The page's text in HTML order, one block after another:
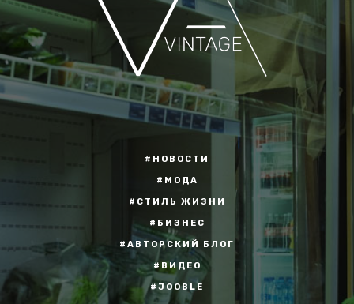
#НОВОСТИ
#МОДА
#СТИЛЬ ЖИЗНИ
#БИЗНЕС
#АВТОРСКИЙ БЛОГ
#ВИДЕО
#JOOBLE